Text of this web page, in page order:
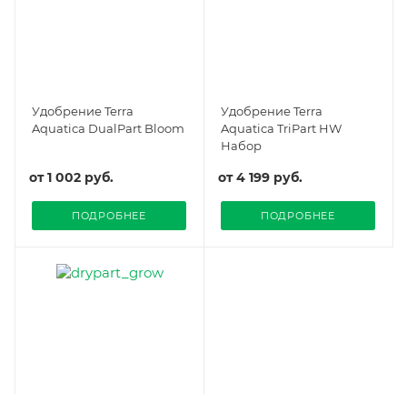
Удобрение Terra
Aquatica DualPart Bloom
от1 002 руб.
ПОДРОБНЕЕ
Удобрение Terra
Aquatica TriPart HW
Набор
от4 199 руб.
ПОДРОБНЕЕ